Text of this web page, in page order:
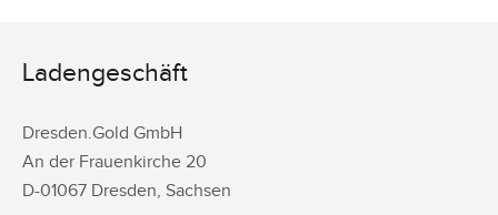
Ladengeschäft
Dresden.Gold GmbH
An der Frauenkirche 20
D-01067 Dresden, Sachsen